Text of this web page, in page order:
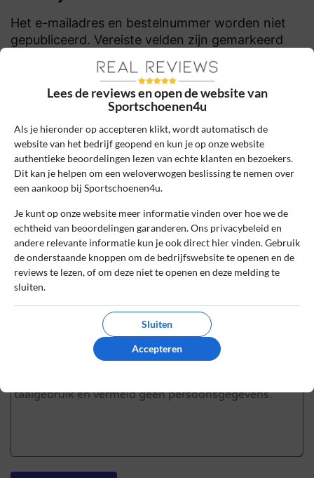
Het e-mailadres en bestelnummer worden niet
gepubliceerd. Vereiste velden zijn gemarkeerd
Naam*
E-mail
Bestelnummer
Review Titel *
Lees de reviews en open de website van
Sportschoenen4u
Als je hieronder op accepteren klikt, wordt automatisch de
website van het bedrijf geopend en kun je op onze website
authentieke beoordelingen lezen van echte klanten en bezoekers.
Dit kan je helpen om een weloverwogen beslissing te nemen over
een aankoop bij Sportschoenen4u.
Je kunt op onze website meer informatie vinden over hoe we de
echtheid van beoordelingen garanderen. Ons privacybeleid en
andere relevante informatie kun je ook direct hier vinden. Gebruik
de onderstaande knoppen om de bedrijfswebsite te openen en de
reviews te lezen, of om deze niet te openen en deze melding te
sluiten.
Sluiten
Accepteren